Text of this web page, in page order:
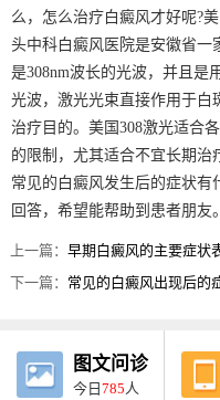
么，怎么治疗白癜风才好呢?
头中科白癜风医院是安徽省一
是308nm波长的光波，并且是
光波，激光光束直接作用于白
治疗目的。美国308激光适合
的限制，尤其适合不宜长期治
常见的白癜风发生后的症状有
回答，希望能帮助到患者朋友
上一篇：早期白癜风的主要症状
下一篇： 常见的白癜风出现后的
图文问诊
今日785 人